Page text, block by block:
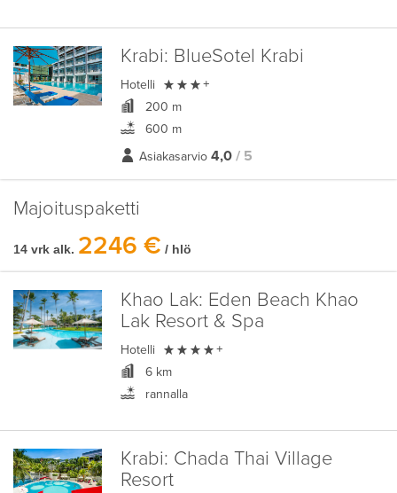
Krabi: BlueSotel Krabi
Hotelli  +
200 m
600 m
Asiakasarvio 4,0 / 5
Majoituspaketti
14 vrk alk. 2246 € / hlö
Khao Lak: Eden Beach Khao
Lak Resort & Spa
Hotelli  +
6 km
rannalla
Krabi: Chada Thai Village
Resort